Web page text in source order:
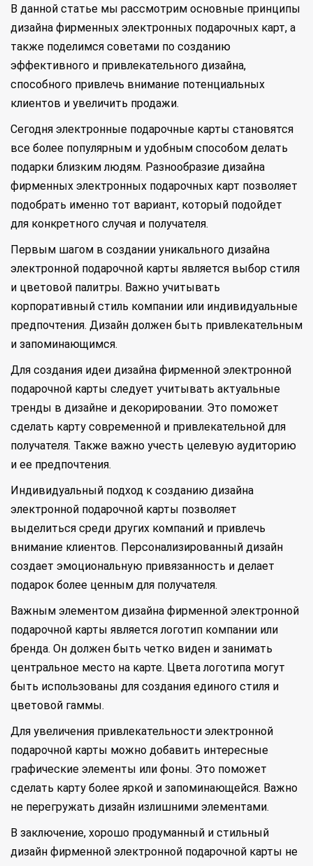
В данной статье мы рассмотрим основные принципы
дизайна фирменных электронных подарочных карт, а
также поделимся советами по созданию
эффективного и привлекательного дизайна,
способного привлечь внимание потенциальных
клиентов и увеличить продажи.
Сегодня электронные подарочные карты становятся
все более популярным и удобным способом делать
подарки близким людям. Разнообразие дизайна
фирменных электронных подарочных карт позволяет
подобрать именно тот вариант, который подойдет
для конкретного случая и получателя.
Первым шагом в создании уникального дизайна
электронной подарочной карты является выбор стиля
и цветовой палитры. Важно учитывать
корпоративный стиль компании или индивидуальные
предпочтения. Дизайн должен быть привлекательным
и запоминающимся.
Для создания идеи дизайна фирменной электронной
подарочной карты следует учитывать актуальные
тренды в дизайне и декорировании. Это поможет
сделать карту современной и привлекательной для
получателя. Также важно учесть целевую аудиторию
и ее предпочтения.
Индивидуальный подход к созданию дизайна
электронной подарочной карты позволяет
выделиться среди других компаний и привлечь
внимание клиентов. Персонализированный дизайн
создает эмоциональную привязанность и делает
подарок более ценным для получателя.
Важным элементом дизайна фирменной электронной
подарочной карты является логотип компании или
бренда. Он должен быть четко виден и занимать
центральное место на карте. Цвета логотипа могут
быть использованы для создания единого стиля и
цветовой гаммы.
Для увеличения привлекательности электронной
подарочной карты можно добавить интересные
графические элементы или фоны. Это поможет
сделать карту более яркой и запоминающейся. Важно
не перегружать дизайн излишними элементами.
В заключение, хорошо продуманный и стильный
дизайн фирменной электронной подарочной карты не